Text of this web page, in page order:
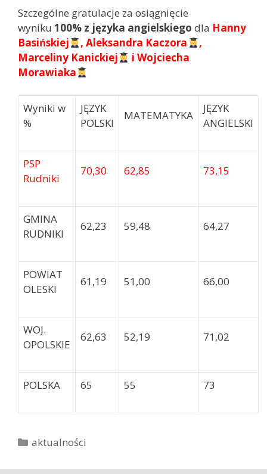
Szczególne gratulacje za osiągnięcie
wyniku 100% z języka angielskiego dla Hanny
Basińskiej
, Aleksandra Kaczora
,
Marceliny Kanickiej
i Wojciecha
Morawiaka
Wyniki w
%
JĘZYK
POLSKI
MATEMATYKA
JĘZYK
ANGIELSKI
PSP
Rudniki
70,30 62,85 73,15
GMINA
RUDNIKI
62,23 59,48 64,27
POWIAT
OLESKI
61,19 51,00 66,00
WOJ.
OPOLSKIE
62,63 52,19 71,02
POLSKA 65 55 73
K
t
aktualności